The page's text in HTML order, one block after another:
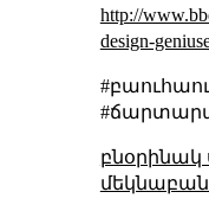
http://
design-
բնօրինակ